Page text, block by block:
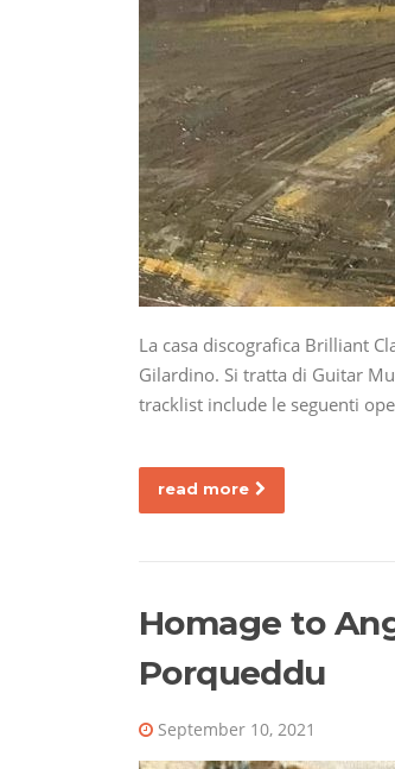
La casa discografica Brilliant
Gilardino. Si tratta di Guitar
tracklist include le seguenti
read more
Homage to
Porqueddu
September 10, 2021